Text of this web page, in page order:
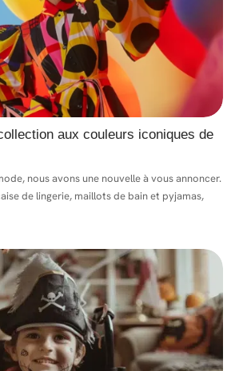
aux couleurs iconiques de
nous avons une nouvelle à vous annoncer.
de lingerie, maillots de bain et pyjamas,